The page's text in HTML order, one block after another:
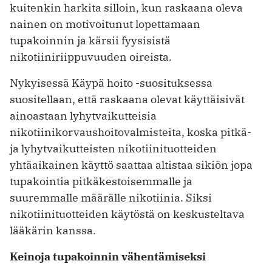
kuitenkin harkita silloin, kun raskaana oleva
nainen on motivoitunut lopettamaan
tupakoinnin ja kärsii fyysisistä
nikotiiniriippuvuuden oireista.
Nykyisessä Käypä hoito -suosituksessa
suositellaan, että raskaana olevat käyttäisivät
ainoastaan lyhytvaikutteisia
nikotiinikorvaushoitovalmisteita, koska pitkä-
ja lyhytvaikutteisten nikotiinituotteiden
yhtäaikainen käyttö saattaa altistaa sikiön jopa
tupakointia pitkäkestoisemmalle ja
suuremmalle määrälle nikotiinia. Siksi
nikotiinituotteiden käytöstä on keskusteltava
lääkärin kanssa.
Keinoja tupakoinnin vähentämiseksi